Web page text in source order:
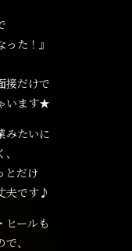
った！』
接だけで
います★
みたいに
とだけ
夫です♪
ヒールも
、